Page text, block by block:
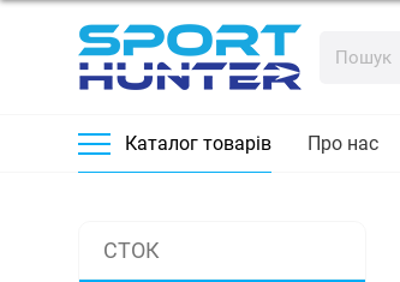
Каталог товарів Про нас
СТОК